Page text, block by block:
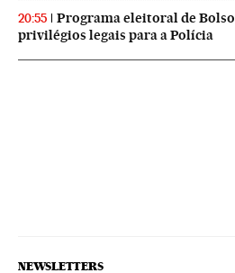
20:55
Programa eleitoral de
privilégios legais para a Polícia
NEWSLETTERS